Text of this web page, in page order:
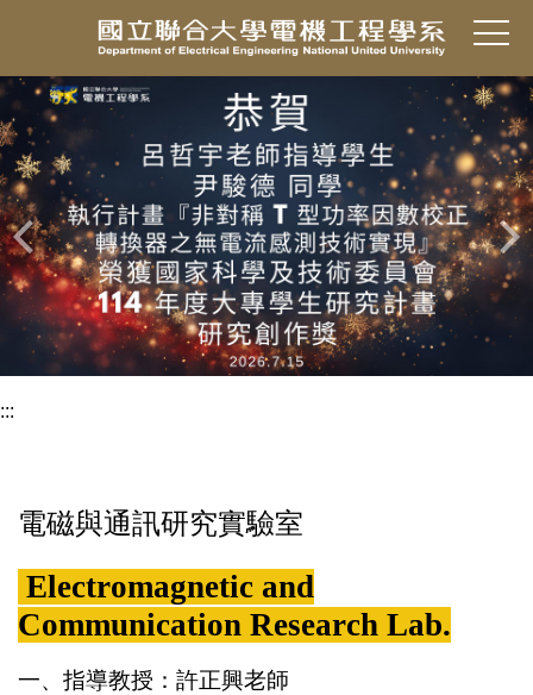
主
要
內
容
區
:::
電磁與通訊研究實驗室
Electromagnetic and
Communication Research Lab.
一、指導教授：許正興老師